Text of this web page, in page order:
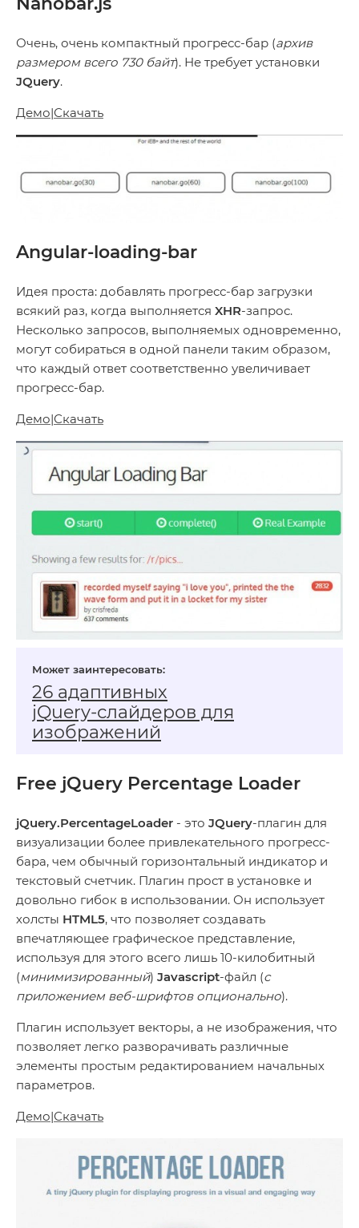
Очень, очень компактный прогресс-бар (архив
размером всего 730 байт). Не требует установки
JQuery.
Демо|Скачать
Angular-loading-bar
Идея проста: добавлять прогресс-бар загрузки
всякий раз, когда выполняется XHR-запрос.
Несколько запросов, выполняемых одновременно,
могут собираться в одной панели таким образом,
что каждый ответ соответственно увеличивает
прогресс-бар.
Демо|Скачать
26 адаптивных
jQuery‑слайдеров для
изображений
Free jQuery Percentage Loader
jQuery.PercentageLoader - это JQuery-плагин для
визуализации более привлекательного прогресс-
бара, чем обычный горизонтальный индикатор и
текстовый счетчик. Плагин прост в установке и
довольно гибок в использовании. Он использует
холсты HTML5, что позволяет создавать
впечатляющее графическое представление,
используя для этого всего лишь 10-килобитный
(минимизированный) Javascript-файл (с
приложением веб-шрифтов опционально).
Плагин использует векторы, а не изображения, что
позволяет легко разворачивать различные
элементы простым редактированием начальных
параметров.
Демо|Скачать